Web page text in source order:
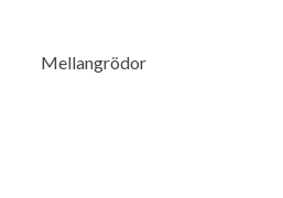
Mellangrödor